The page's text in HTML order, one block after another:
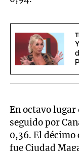
En octavo lugar
seguido por
0,36. El décimo
fue Ciudad